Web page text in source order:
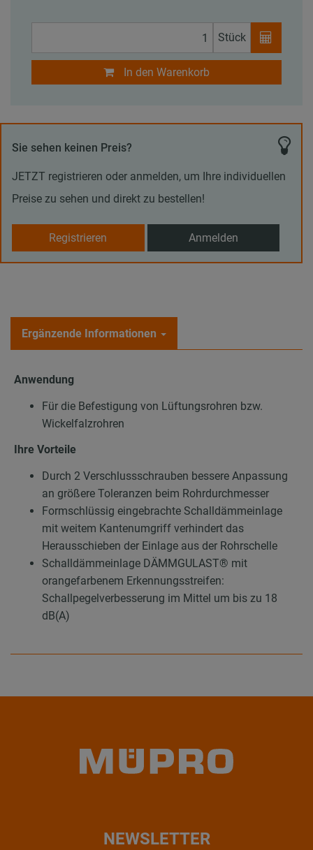
Stück
In den Warenkorb
Sie sehen keinen Preis?
JETZT registrieren oder anmelden, um Ihre individuellen
Preise zu sehen und direkt zu bestellen!
Registrieren Anmelden
Ergänzende Informationen
Anwendung
Für die Befestigung von Lüftungsrohren bzw.
Wickelfalzrohren
Ihre Vorteile
Durch 2 Verschlussschrauben bessere Anpassung
an größere Toleranzen beim Rohrdurchmesser
Formschlüssig eingebrachte Schalldämmeinlage
mit weitem Kantenumgriff verhindert das
Herausschieben der Einlage aus der Rohrschelle
Schalldämmeinlage DÄMMGULAST® mit
orangefarbenem Erkennungsstreifen:
Schallpegelverbesserung im Mittel um bis zu 18
dB(A)
NEWSLETTER